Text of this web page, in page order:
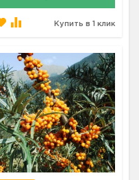
Купить в 1 клик